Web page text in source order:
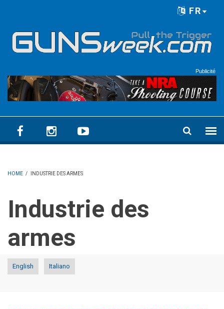
FR
Publicité
HOME / INDUSTRIE DES ARMES
Industrie des
armes
English Italiano